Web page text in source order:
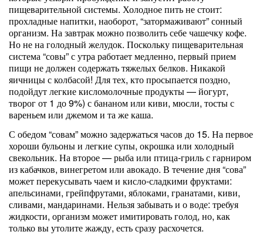
пищеварительной системы. Холодное пить не стоит:
прохладные напитки, наоборот, “затормаживают” сонный
организм. На завтрак можно позволить себе чашечку кофе.
Но не на голодный желудок. Поскольку пищеварительная
система “совы” с утра работает медленно, первый прием
пищи не должен содержать тяжелых белков. Никакой
яичницы с колбасой! Для тех, кто просыпается поздно,
подойдут легкие кисломолочные продукты — йогурт,
творог от 1 до 9%) с бананом или киви, мюсли, тосты с
вареньем или джемом и та же каша.
С обедом “совам” можно задержаться часов до 15. На первое
хороши бульоны и легкие супы, окрошка или холодный
свекольник. На второе — рыба или птица-гриль с гарниром
из кабачков, винегретом или авокадо. В течение дня “сова”
может перекусывать чаем и кисло-сладкими фруктами:
апельсинами, грейпфрутами, яблоками, гранатами, киви,
сливами, мандаринами. Нельзя забывать и о воде: требуя
жидкости, организм может имитировать голод, но, как
только вы утолите жажду, есть сразу расхочется.